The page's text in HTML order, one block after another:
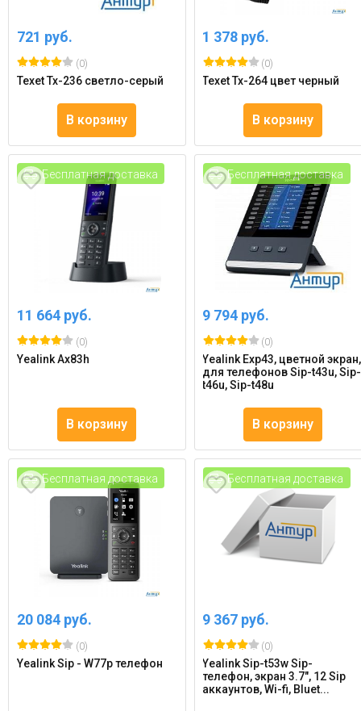
721 руб.
(0)
Texet Tx-236 светло-серый
В корзину
1 378 руб.
(0)
Texet Tx-264 цвет черный
В корзину
Бесплатная доставка
11 664 руб.
(0)
Yealink Ax83h
В корзину
Бесплатная доставка
9 794 руб.
(0)
Yealink Exp43, цветной экран,
для телефонов Sip-t43u, Sip-
t46u, Sip-t48u
В корзину
Бесплатная доставка
20 084 руб.
(0)
Yealink Sip - W77p телефон
Бесплатная доставка
9 367 руб.
(0)
Yealink Sip-t53w Sip-
телефон, экран 3.7", 12 Sip
аккаунтов, Wi-fi, Bluet...